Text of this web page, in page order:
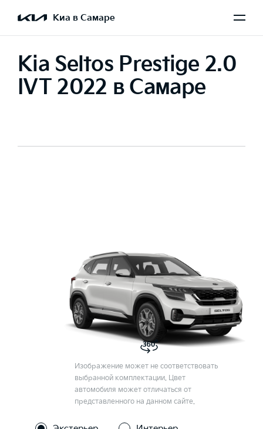
Киа в Самаре
Kia Seltos Prestige 2.0
IVT 2022 в Самаре
Изображение может не соответствовать
выбранной комплектации. Цвет
автомобиля может отличаться от
представленного на данном сайте.